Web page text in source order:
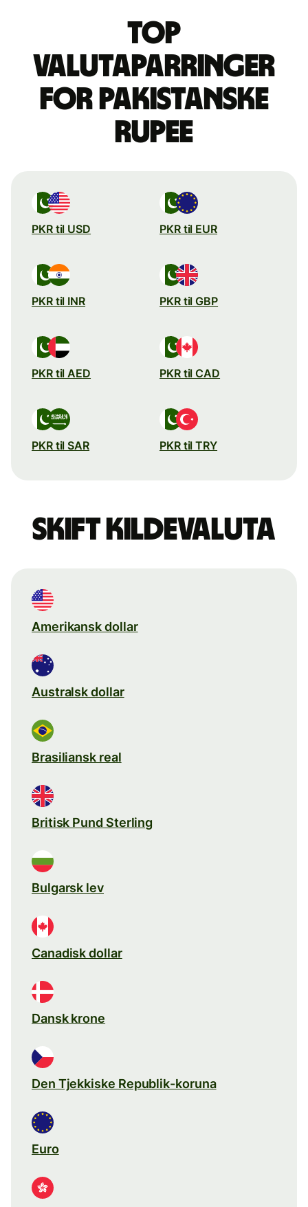
Top
valutaparringer
for pakistanske
rupee
PKR til USD PKR til EUR
PKR til INR PKR til GBP
PKR til AED PKR til CAD
PKR til SAR PKR til TRY
Skift kildevaluta
Amerikansk dollar
Australsk dollar
Brasiliansk real
Britisk Pund Sterling
Bulgarsk lev
Canadisk dollar
Dansk krone
Den Tjekkiske Republik-koruna
Euro